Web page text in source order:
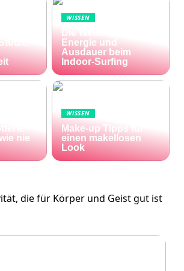
WISSEN
Die Welle zu Hause:
Energie und
Ausdauer beim
Indoor-Surfing
Gordo
nie
WISSEN
Make-up Tipps für
einen makellosen
Look
die für Körper und Geist gut ist